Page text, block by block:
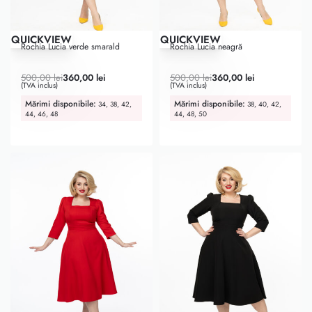
-28% OFF
QUICKVIEW
Rochia Lucia verde smarald
Evaluat la 5.00din 5
500,00lei360,00 lei
(TVA inclus)
Mărimi disponibile: 34, 38, 42,
44, 46, 48
-28% OFF
QUICKVIEW
Rochia Lucia neagră
Evaluat la 5.00din 5
500,00lei360,00 lei
(TVA inclus)
Mărimi disponibile: 38, 40, 42,
44, 48, 50